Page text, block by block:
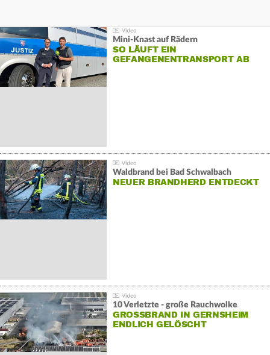
Mini-Knast auf Rädern
SO LÄUFT EIN
GEFANGENENTRANSPORT AB
Waldbrand bei Bad Schwalbach
NEUER BRANDHERD ENTDECKT
10 Verletzte - große Rauchwolke
GROSSBRAND IN GERNSHEIM E
NDLICH GELÖSCHT